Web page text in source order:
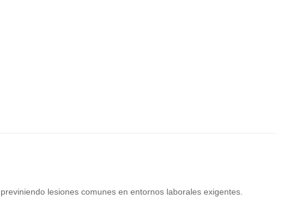
, previniendo lesiones comunes en entornos laborales exigentes.